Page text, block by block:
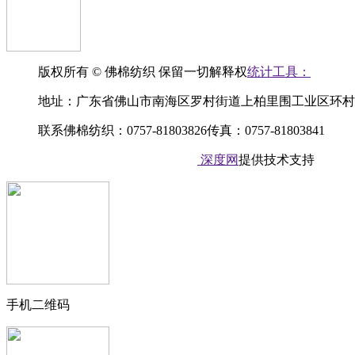
版权所有 © 佛棉纺织 保留一切解释权统计工具：
地址：广东省佛山市南海区罗村街道上柏里围工业区环
联系佛棉纺织：0757-81803826传真：0757-81803841
深度网提供技术支持
手机二维码